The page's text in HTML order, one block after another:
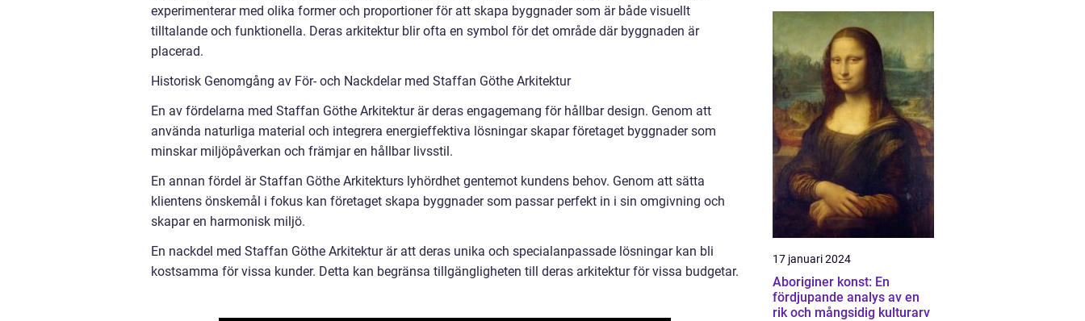
experimenterar med olika former och proportioner för att skapa byggnader som är både visuellt
tilltalande och funktionella. Deras arkitektur blir ofta en symbol för det område där byggnaden är
placerad.
Historisk Genomgång av För- och Nackdelar med Staffan Göthe Arkitektur
En av fördelarna med Staffan Göthe Arkitektur är deras engagemang för hållbar design. Genom att
använda naturliga material och integrera energieffektiva lösningar skapar företaget byggnader som
minskar miljöpåverkan och främjar en hållbar livsstil.
En annan fördel är Staffan Göthe Arkitekturs lyhördhet gentemot kundens behov. Genom att sätta
klientens önskemål i fokus kan företaget skapa byggnader som passar perfekt in i sin omgivning och
skapar en harmonisk miljö.
En nackdel med Staffan Göthe Arkitektur är att deras unika och specialanpassade lösningar kan bli
kostsamma för vissa kunder. Detta kan begränsa tillgängligheten till deras arkitektur för vissa budgetar.
17 januari 2024
Aboriginer konst: En
fördjupande analys av en
rik och mångsidig kulturarv